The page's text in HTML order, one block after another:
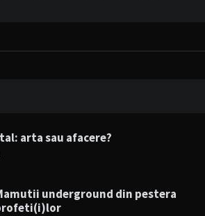
arta sau afacere?
underground din pestera